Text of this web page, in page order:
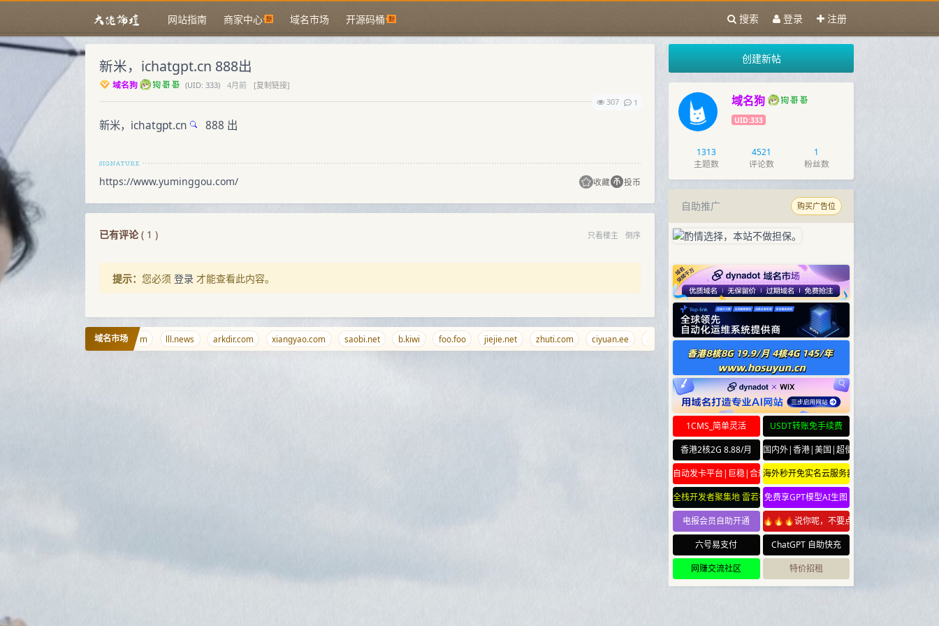
网站指南 商家中心 域名市场 开源码桶 搜索 登录 注册
新米，ichatgpt.cn 888出
域名狗 (UID:333) 4月前
[复制链接]
307
1
新米， ichatgpt.cn 888 出
https://www.yuminggou.com/ 收藏 投币
已有评论( 1 ) 只看楼主 倒序
提示： 您必须 登录 才能查看此内容。
域名市场
ispisp.com lll.news arkdir.com xiangyao.com saobi.net b.kiwi foo.foo jiejie.net zhuti.com ciyuan.ee 5.wales baidu.sb ejqq.com nb.ci xiaojiba.com
创建新帖
域名狗
UID:333
1313
主题数
4521
评论数
1
粉丝数
自助推广 购买广告位
1CMS_简单灵活
USDT转账免手续费
香港2核2G 8.88/月
国内外|香港|美国|超便宜云服务器
自动发卡平台|巨稳|合规海外秒开免实名云服务器
全栈开发者聚集地 雷若社区 leiruo.com
免费享GPT模型AI生图
电报会员自助开通
🔥🔥🔥说你呢，不要点🔥🔥🔥
六号易支付
ChatGPT 自助快充
网赚交流社区
特价招租